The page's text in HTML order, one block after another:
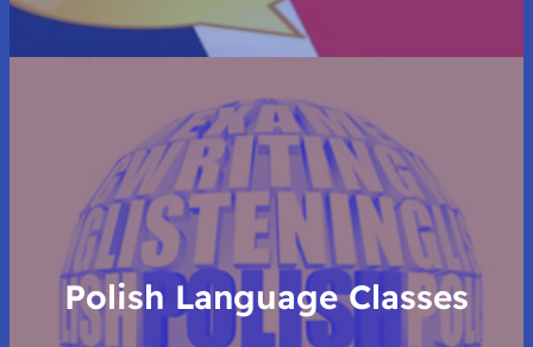
Polish Language Classes